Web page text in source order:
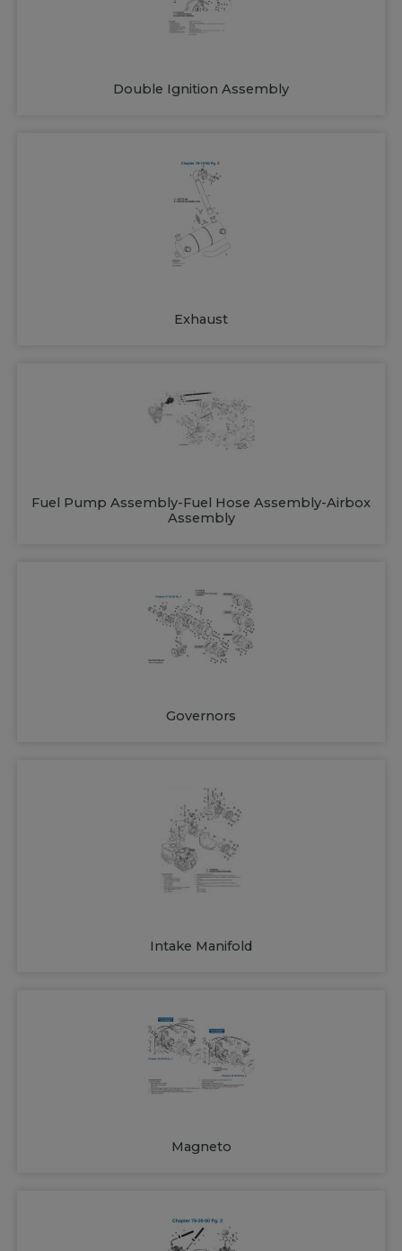
Double Ignition Assembly
Exhaust
Fuel Pump Assembly-Fuel Hose Assembly-Airbox
Assembly
Governors
Intake Manifold
Magneto